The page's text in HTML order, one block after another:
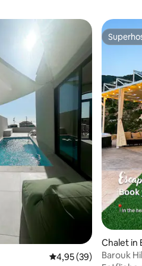
Durchschnittliche
4,95 (39)
Chalet in
Barouk